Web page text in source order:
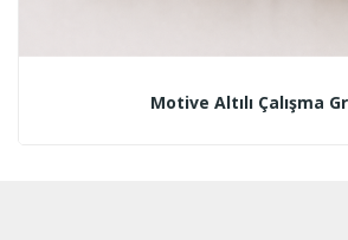
Motive Altılı Çalışma